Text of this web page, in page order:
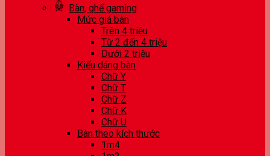
Bàn, ghế gaming
Mức giá bàn
Trên 4 triệu
Từ 2 đến 4 triệu
Dưới 2 triệu
Kiểu dáng bàn
Chữ Y
Chữ T
Chữ Z
Chữ K
Chữ U
Bàn theo kích thước
1m4